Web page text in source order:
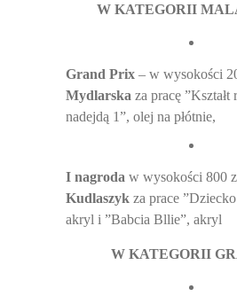
W KATEGORII
Grand Prix – w wysokości
Mydlarska za pracę ”Kształt
nadejdą 1”, olej na płótnie,
I nagroda w wysokości 800
Kudlaszyk za prace
akryl i ”Babcia Bllie”, akryl
W KATEGORII